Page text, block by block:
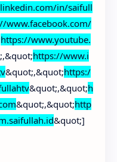
in/saifull
www.facebook.com/
https://www.youtube.
https://www.i
&quot;,&quot;https:/
&quot;,&quot;h
&quot;,&quot;http
&quot;]